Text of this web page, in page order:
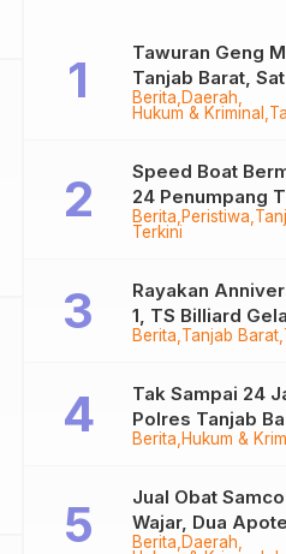
Berita Daerah
Hukum & Kriminal
Tawuran Geng
Tanjab Barat,
Remaja Kritis
Pelaku Ditangkap
Berita Peristiwa
Terkini
Speed Boat
24 Penumpang
Togok di Kuala
Berita Tanjab Barat
Rayakan
1, TS Billiard
Turnamen 9 Ball
Berita Hukum &
Tak Sampai 24
Polres Tanjab
Ringkus
Tungkal
Berita Daerah
Jual Obat
Wajar, Dua
Tanjab Barat